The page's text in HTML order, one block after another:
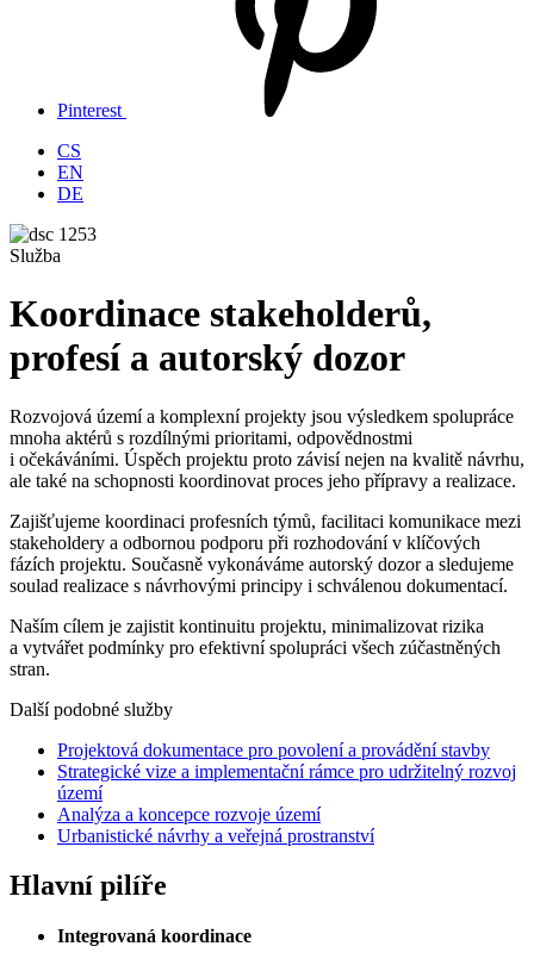
Pinterest
CS
EN
DE
Služba
Koordinace stakeholderů,
profesí a autorský dozor
Rozvojová území a komplexní projekty jsou výsledkem spolupráce
mnoha aktérů s rozdílnými prioritami, odpovědnostmi
i očekáváními. Úspěch projektu proto závisí nejen na kvalitě návrhu,
ale také na schopnosti koordinovat proces jeho přípravy a realizace.
Zajišťujeme koordinaci profesních týmů, facilitaci komunikace mezi
stakeholdery a odbornou podporu při rozhodování v klíčových
fázích projektu. Současně vykonáváme autorský dozor a sledujeme
soulad realizace s návrhovými principy i schválenou dokumentací.
Naším cílem je zajistit kontinuitu projektu, minimalizovat rizika
a vytvářet podmínky pro efektivní spolupráci všech zúčastněných
stran.
Další podobné služby
Projektová dokumentace pro povolení a provádění stavby
Strategické vize a implementační rámce pro udržitelný rozvoj
území
Analýza a koncepce rozvoje území
Urbanistické návrhy a veřejná prostranství
Hlavní pilíře
Integrovaná koordinace